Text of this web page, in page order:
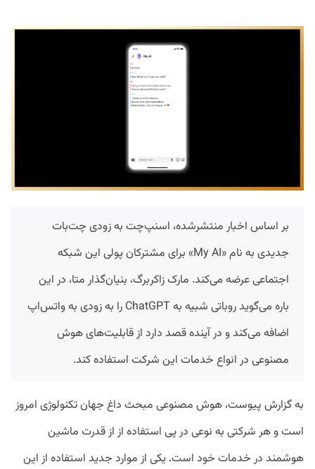
بر اساس اخبار منتشرشده، اسنپ‌چت به زودی چت‌بات
جدیدی به نام «My AI» برای مشترکان پولی این شبکه
اجتماعی عرضه می‌کند. مارک زاکربرگ، بنیان‌گذار متا، در این
باره می‌گوید روباتی شبیه به ChatGPT را به زودی به واتس‌اپ
اضافه می‌کند و در آینده قصد دارد از قابلیت‌های هوش
مصنوعی در انواع خدمات این شرکت استفاده کند.
به گزارش پیوست،‌ هوش مصنوعی مبحث داغ جهان تکنولوژی امروز
است و هر شرکتی به نوعی در پی استفاده از از قدرت ماشین
هوشمند در خدمات خود است. یکی از موارد جدید استفاده از این